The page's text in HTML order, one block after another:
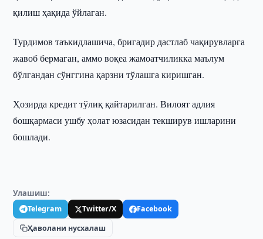
қилиш ҳақида ўйлаган.
Турдимов таъкидлашича, бригадир дастлаб чақирувларга
жавоб бермаган, аммо воқеа жамоатчиликка маълум
бўлгандан сўнггина қарзни тўлашга киришган.
Ҳозирда кредит тўлиқ қайтарилган. Вилоят адлия
бошқармаси ушбу ҳолат юзасидан текширув ишларини
бошлади.
Улашиш:
Telegram Twitter/X
Facebook
Ҳаволани нусхалаш